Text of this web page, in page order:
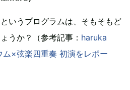
いうプログラムは、そもそもど
うか？（参考記事： haruka
×弦楽四重奏 初演をレポー